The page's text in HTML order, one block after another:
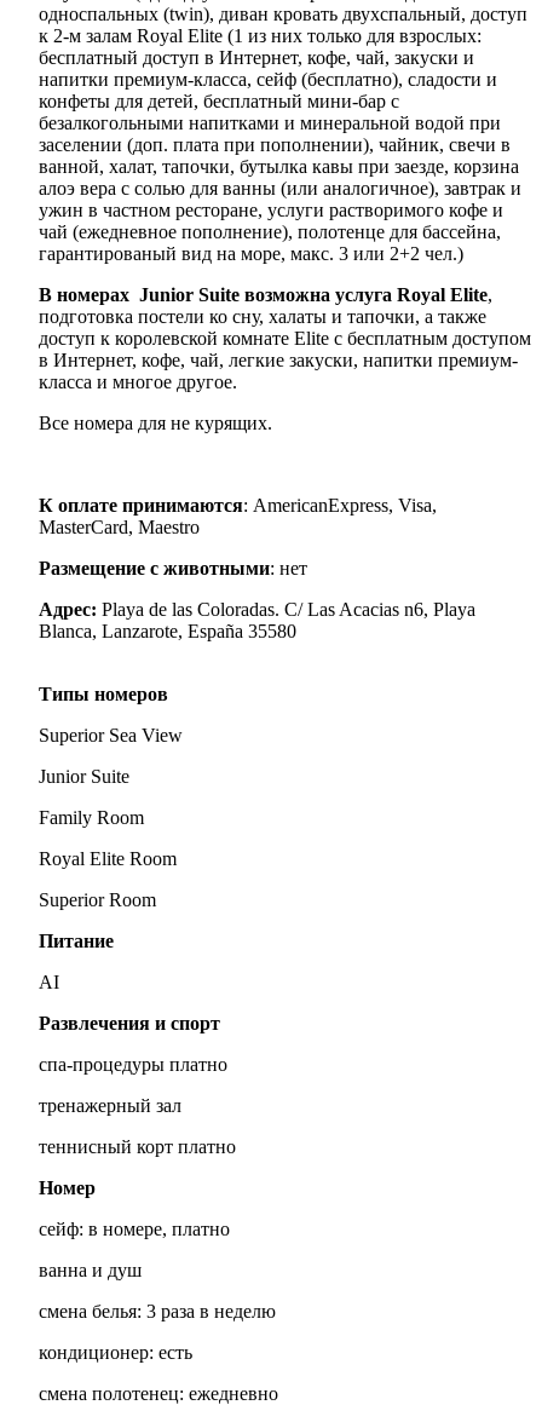
односпальных (twin), диван кровать двухспальный, доступ
к 2-м залам Royal Elite (1 из них только для взрослых:
бесплатный доступ в Интернет, кофе, чай, закуски и
напитки премиум-класса, сейф (бесплатно), сладости и
конфеты для детей, бесплатный мини-бар с
безалкогольными напитками и минеральной водой при
заселении (доп. плата при пополнении), чайник, свечи в
ванной, халат, тапочки, бутылка кавы при заезде, корзина
алоэ вера с солью для ванны (или аналогичное), завтрак и
ужин в частном ресторане, услуги растворимого кофе и
чай (ежедневное пополнение), полотенце для бассейна,
гарантированый вид на море, макс. 3 или 2+2 чел.)
В номерах Junior Suite возможна услуга Royal Elite,
подготовка постели ко сну, халаты и тапочки, а также
доступ к королевской комнате Elite с бесплатным доступом
в Интернет, кофе, чай, легкие закуски, напитки премиум-
класса и многое другое.
Все номера для не курящих.
К оплате принимаются: AmericanExpress, Visa,
MasterCard, Maestro
Размещение с животными: нет
Адрес: Playa de las Coloradas. C/ Las Acacias n6, Playa
Blanca, Lanzarote, España 35580
Типы номеров
Superior Sea View
Junior Suite
Family Room
Royal Elite Room
Superior Room
Питание
AI
Развлечения и спорт
спа-процедуры платно
тренажерный зал
теннисный корт платно
Номер
сейф: в номере, платно
ванна и душ
смена белья: 3 раза в неделю
кондиционер: есть
смена полотенец: ежедневно